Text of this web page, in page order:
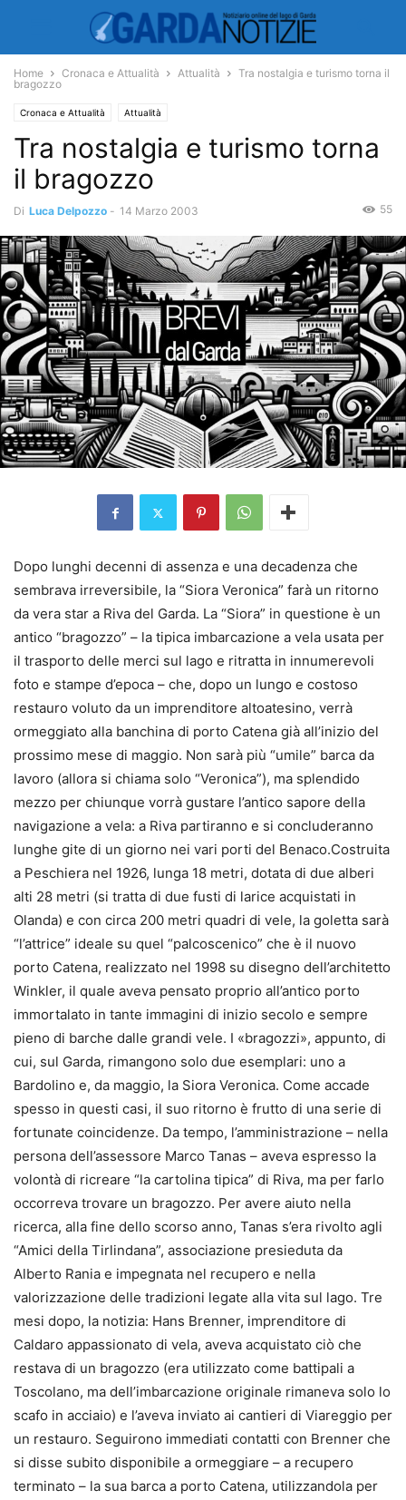
Home Cronaca e Attualità Attualità
Tra nostalgia e turismo torna il
bragozzo
Cronaca e Attualità Attualità
Tra nostalgia e turismo torna
il bragozzo
Di Luca Delpozzo - 14 Marzo 2003 55
Dopo lunghi decenni di assenza e una decadenza che
sembrava irreversibile, la “Siora Veronica” farà un ritorno
da vera star a Riva del Garda. La “Siora” in questione è un
antico “bragozzo” – la tipica imbarcazione a vela usata per
il trasporto delle merci sul lago e ritratta in innumerevoli
foto e stampe d’epoca – che, dopo un lungo e costoso
restauro voluto da un imprenditore altoatesino, verrà
ormeggiato alla banchina di porto Catena già all’inizio del
prossimo mese di maggio. Non sarà più “umile” barca da
lavoro (allora si chiama solo “Veronica”), ma splendido
mezzo per chiunque vorrà gustare l’antico sapore della
navigazione a vela: a Riva partiranno e si concluderanno
lunghe gite di un giorno nei vari porti del Benaco.Costruita
a Peschiera nel 1926, lunga 18 metri, dotata di due alberi
alti 28 metri (si tratta di due fusti di larice acquistati in
Olanda) e con circa 200 metri quadri di vele, la goletta sarà
“l’attrice” ideale su quel “palcoscenico” che è il nuovo
porto Catena, realizzato nel 1998 su disegno dell’architetto
Winkler, il quale aveva pensato proprio all’antico porto
immortalato in tante immagini di inizio secolo e sempre
pieno di barche dalle grandi vele. I «bragozzi», appunto, di
cui, sul Garda, rimangono solo due esemplari: uno a
Bardolino e, da maggio, la Siora Veronica. Come accade
spesso in questi casi, il suo ritorno è frutto di una serie di
fortunate coincidenze. Da tempo, l’amministrazione – nella
persona dell’assessore Marco Tanas – aveva espresso la
volontà di ricreare “la cartolina tipica” di Riva, ma per farlo
occorreva trovare un bragozzo. Per avere aiuto nella
ricerca, alla fine dello scorso anno, Tanas s’era rivolto agli
“Amici della Tirlindana”, associazione presieduta da
Alberto Rania e impegnata nel recupero e nella
valorizzazione delle tradizioni legate alla vita sul lago. Tre
mesi dopo, la notizia: Hans Brenner, imprenditore di
Caldaro appassionato di vela, aveva acquistato ciò che
restava di un bragozzo (era utilizzato come battipali a
Toscolano, ma dell’imbarcazione originale rimaneva solo lo
scafo in acciaio) e l’aveva inviato ai cantieri di Viareggio per
un restauro. Seguirono immediati contatti con Brenner che
si disse subito disponibile a ormeggiare – a recupero
terminato – la sua barca a porto Catena, utilizzandola per